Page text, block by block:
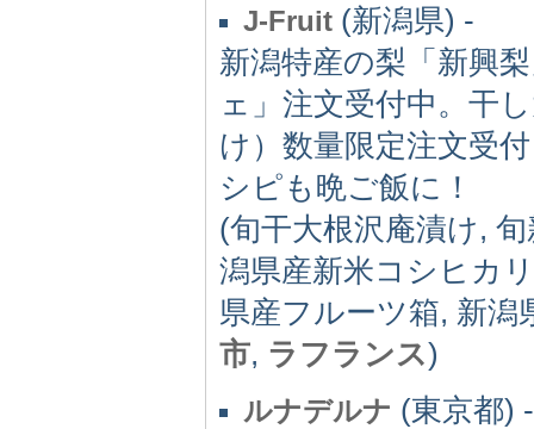
J-Fruit (新潟県) -
新潟特産の梨「新興
ェ」注文受付中。干
け）数量限定注文受
シピも晩ご飯に！
(旬干大根沢庵漬け,
潟県産新米コシヒカ
県産フルーツ箱, 新
市, ラフランス)
ルナデルナ (東京都) -